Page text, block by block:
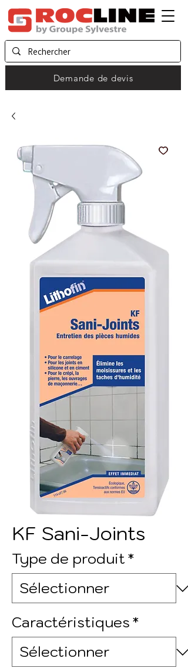
Demande de devis
KF Sani-Joints
Type de produit*
Caractéristiques*